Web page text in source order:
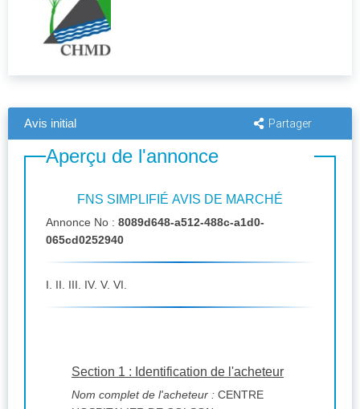
Avis initial Partager
Aperçu de l'annonce
FNS SIMPLIFIÉ AVIS DE MARCHÉ
Annonce No : 8089d648-a512-488c-a1d0-
065cd0252940
I. II. III. IV. V. VI.
Section 1 : Identification de l'acheteur
Nom complet de l'acheteur : CENTRE